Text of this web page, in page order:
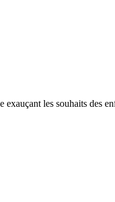
les souhaits des